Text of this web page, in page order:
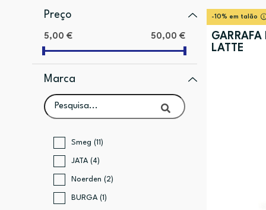
Preço
5,00 € 50,00 €
Marca
Smeg (11)
JATA (4)
Noerden (2)
BURGA (1)
-10% em talão
LATTE